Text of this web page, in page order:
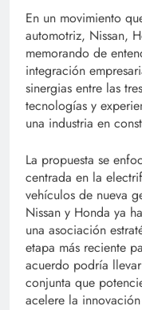
En un movimiento
automotriz, Nissan,
memorando de
integración
sinergias entre las
tecnologías y
una industria en
La propuesta se
centrada en la
vehículos de nueva
Nissan y Honda ya
una asociación
etapa más reciente
acuerdo podría
conjunta que
acelere la